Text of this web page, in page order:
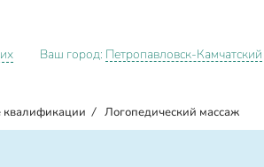
Ваш город: Петропавловск-Камчатский
/ Логопедический массаж